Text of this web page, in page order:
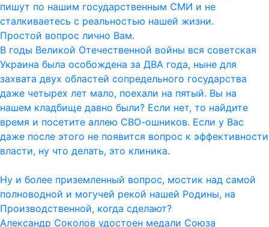
пишут по нашим государственным СМИ и не
сталкиваетесь с реальностью нашей жизни.
Простой вопрос лично Вам.
В годы Великой Отечественной войны вся советская
Украина была особождена за ДВА года, ныне для
захвата двух областей сопредельного государства
даже четырех лет мало, поехали на пятый. Вы на
нашем кладбище давно были? Если нет, то найдите
время и посетите аллею СВО-ошников. Если у Вас
даже после этого не появится вопрос к эффективности
власти, ну что делать, это клиника.
Ну и более приземленный вопрос, мостик над самой
полноводной и могучей рекой нашей Родины, на
Производственной, когда сделают?
Александр Соколов удостоен медали Союза